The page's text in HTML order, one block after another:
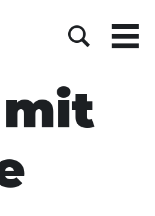
Menu
mit